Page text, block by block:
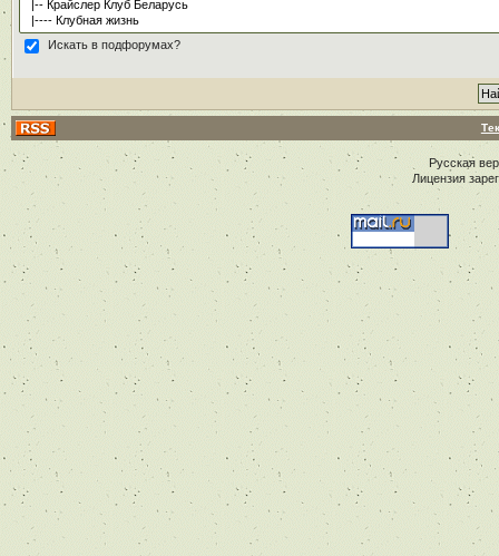
Искать в подфорумах?
Русская
Лицензия